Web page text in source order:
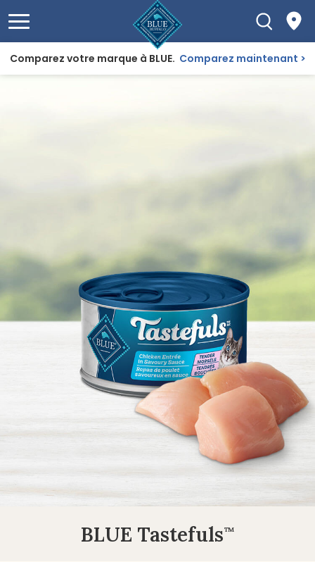
Comparez votre marque à BLUE. Comparez maintenant
BLUE Tastefuls™